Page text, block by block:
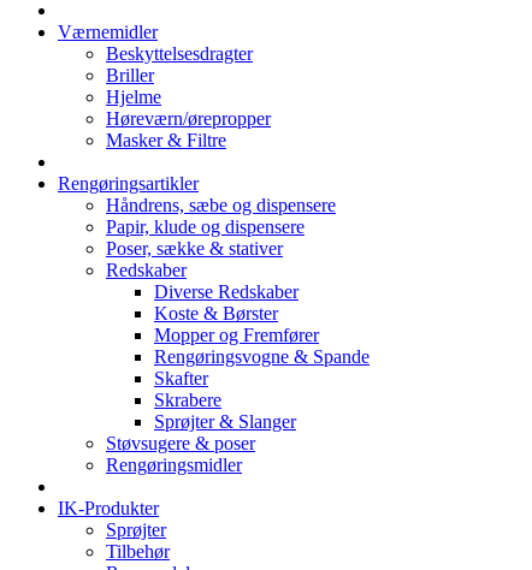
Værnemidler
Beskyttelsesdragter
Briller
Hjelme
Høreværn/ørepropper
Masker & Filtre
Rengøringsartikler
Håndrens, sæbe og dispensere
Papir, klude og dispensere
Poser, sække & stativer
Redskaber
Diverse Redskaber
Koste & Børster
Mopper og Fremfører
Rengøringsvogne & Spande
Skafter
Skrabere
Sprøjter & Slanger
Støvsugere & poser
Rengøringsmidler
IK-Produkter
Sprøjter
Tilbehør